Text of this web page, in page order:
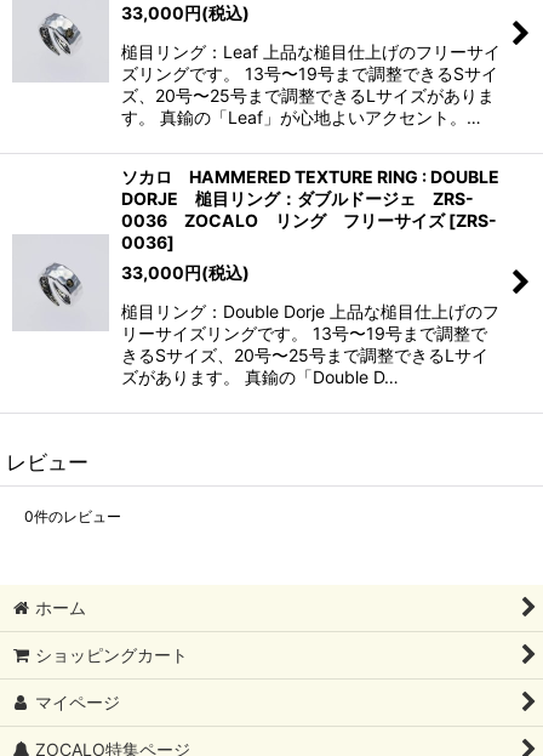
33,000円(税込)
槌目リング：Leaf 上品な槌目仕上げのフリーサイ
ズリングです。 13号〜19号まで調整できるSサイ
ズ、20号〜25号まで調整できるLサイズがありま
す。 真鍮の「Leaf」が心地よいアクセント。…
ソカロ HAMMERED TEXTURE RING : DOUBLE
DORJE 槌目リング：ダブルドージェ ZRS-
0036 ZOCALO リング フリーサイズ [ZRS-
0036]
33,000円(税込)
槌目リング：Double Dorje 上品な槌目仕上げのフ
リーサイズリングです。 13号〜19号まで調整で
きるSサイズ、20号〜25号まで調整できるLサイ
ズがあります。 真鍮の「Double D…
レビュー
0件のレビュー
ホーム
ショッピングカート
マイページ
ZOCALO特集ページ